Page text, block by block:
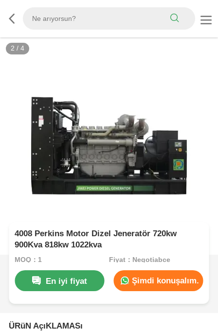
2 / 4
4008 Perkins Motor Dizel Jeneratör 720kw
900Kva 818kw 1022kva
MOQ：1 Fiyat：Negotiabce
En iyi fiyat Şimdi konuşalım.
ÜRüN AçıKLAMASı